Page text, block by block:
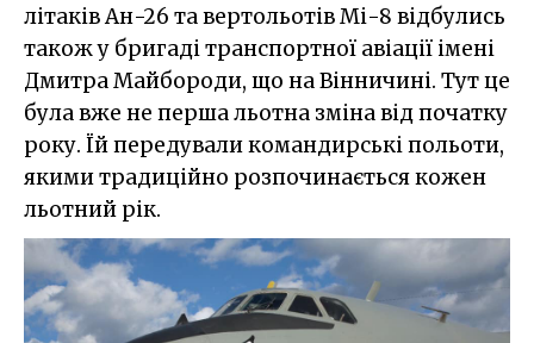
літаків Ан-26 та вертольотів Мі-8 відбулись
також у бригаді транспортної авіації імені
Дмитра Майбороди, що на Вінничині. Тут це
була вже не перша льотна зміна від початку
року. Їй передували командирські польоти,
якими традиційно розпочинається кожен
льотний рік.